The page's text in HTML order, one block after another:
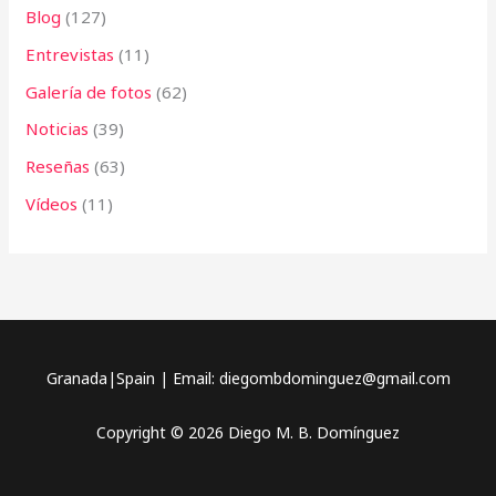
Blog (127)
Entrevistas (11)
Galería de fotos (62)
Noticias (39)
Reseñas (63)
Vídeos (11)
Granada|Spain | Email: diegombdominguez@gmail.com
Copyright © 2026 Diego M. B. Domínguez